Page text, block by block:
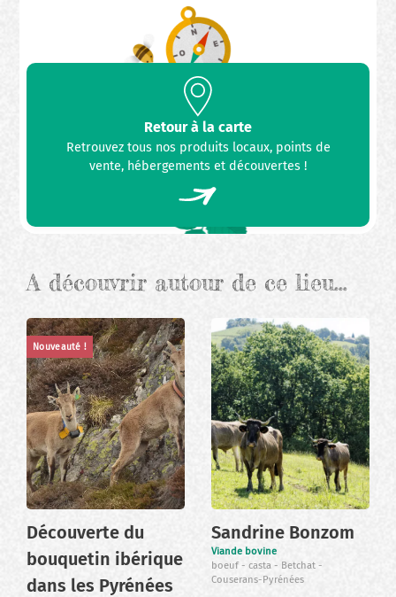
Retour à la carte
Retrouvez tous nos produits locaux, points de
vente, hébergements et découvertes !
A découvrir autour de ce lieu…
Nouveauté !
Découverte du
bouquetin ibérique
dans les Pyrénées
Sandrine Bonzom
Viande bovine
boeuf
casta
Betchat
Couserans-Pyrénées